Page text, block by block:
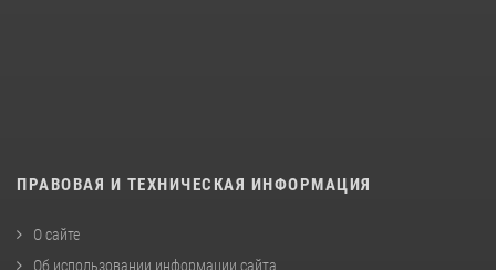
ПРАВОВАЯ И ТЕХНИЧЕСКАЯ ИНФОРМАЦИЯ
О сайте
Об использовании информации сайта